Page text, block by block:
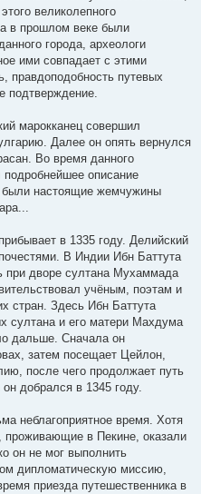
великолепного
в прошлом веке были
города, археологи
ими совпадает с этими
правдоподобность путевых
подтверждение.
марокканец совершил
Далее он опять вернулся
Во время данного
подробнейшее описание
были настоящие жемчужины
в 1335 году. Делийский
В Индии Ибн Баттута
при дворе султана Мухаммада
учёным, поэтам и
стран. Здесь Ибн Баттута
султана и его матери Махдума
дальше. Сначала он
затем посещает Цейлон,
после чего продолжает путь
добрался в 1345 году.
неблагоприятное время. Хотя
проживающие в Пекине, оказали
он не мог выполнить
дипломатическую миссию,
приезда путешественника в